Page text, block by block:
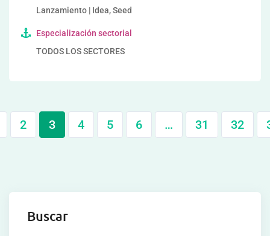
Lanzamiento | Idea, Seed
Especialización sectorial
TODOS LOS SECTORES
2 3 4 5 6 … 31 32
Buscar